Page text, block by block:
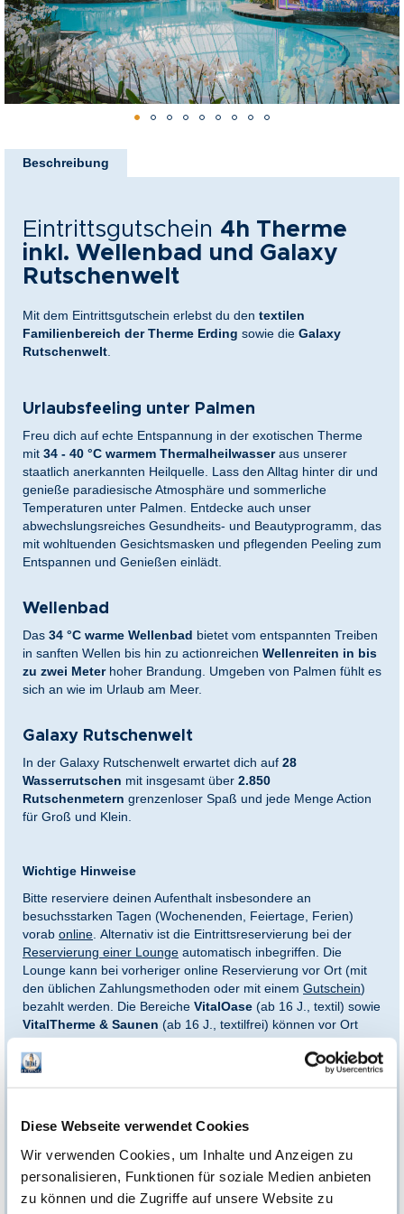
Diese Webseite verwendet Cookies
Wir verwenden Cookies, um Inhalte und Anzeigen zu
personalisieren, Funktionen für soziale Medien anbieten
zu können und die Zugriffe auf unsere Website zu
Anfang
Beschreibung
Eintrittsgutschein 4h Therme
inkl. Wellenbad und Galaxy
Rutschenwelt
Mit dem Eintrittsgutschein erlebst du den textilen
Familienbereich der Therme Erding sowie die Galaxy
Rutschenwelt.
Urlaubsfeeling unter Palmen
Freu dich auf echte Entspannung in der exotischen Therme
mit 34 - 40 °C warmem Thermalheilwasser aus unserer
staatlich anerkannten Heilquelle. Lass den Alltag hinter dir und
genieße paradiesische Atmosphäre und sommerliche
Temperaturen unter Palmen. Entdecke auch unser
abwechslungsreiches Gesundheits- und Beautyprogramm, das
mit wohltuenden Gesichtsmasken und pflegenden Peeling zum
Entspannen und Genießen einlädt.
Wellenbad
Das 34 °C warme Wellenbad bietet vom entspannten Treiben
in sanften Wellen bis hin zu actionreichen Wellenreiten in bis
zu zwei Meter hoher Brandung. Umgeben von Palmen fühlt es
sich an wie im Urlaub am Meer.
Galaxy Rutschenwelt
In der Galaxy Rutschenwelt erwartet dich auf 28
Wasserrutschen mit insgesamt über 2.850
Rutschenmetern grenzenloser Spaß und jede Menge Action
für Groß und Klein.
Wichtige Hinweise
Bitte reserviere deinen Aufenthalt insbesondere an
besuchsstarken Tagen (Wochenenden, Feiertage, Ferien)
vorab online. Alternativ ist die Eintrittsreservierung bei der
Reservierung einer Lounge automatisch inbegriffen. Die
Lounge kann bei vorheriger online Reservierung vor Ort (mit
den üblichen Zahlungsmethoden oder mit einem Gutschein)
bezahlt werden. Die Bereiche VitalOase (ab 16 J., textil) sowie
VitalTherme & Saunen (ab 16 J., textilfrei) können vor Ort
gegen Aufpreis dazugebucht werden.
*Einlösebedingungen:
Eintritt an einem zuschlagpflichtigen Tag (z.B. Wochenende,
Feiertage - Einzelheiten s. Preisverzeichnis) nur gegen Zuzahlung
des Zuschlags vor Ort.
Es besteht eine Preisgarantie von 12 Monaten ab
für Paare
für Familien